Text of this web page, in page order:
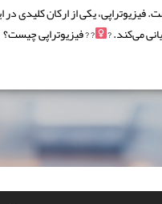
یکی از ارکان کلیدی در
می‌کند. ?‍ ? ? فیزیوتراپی چیست؟